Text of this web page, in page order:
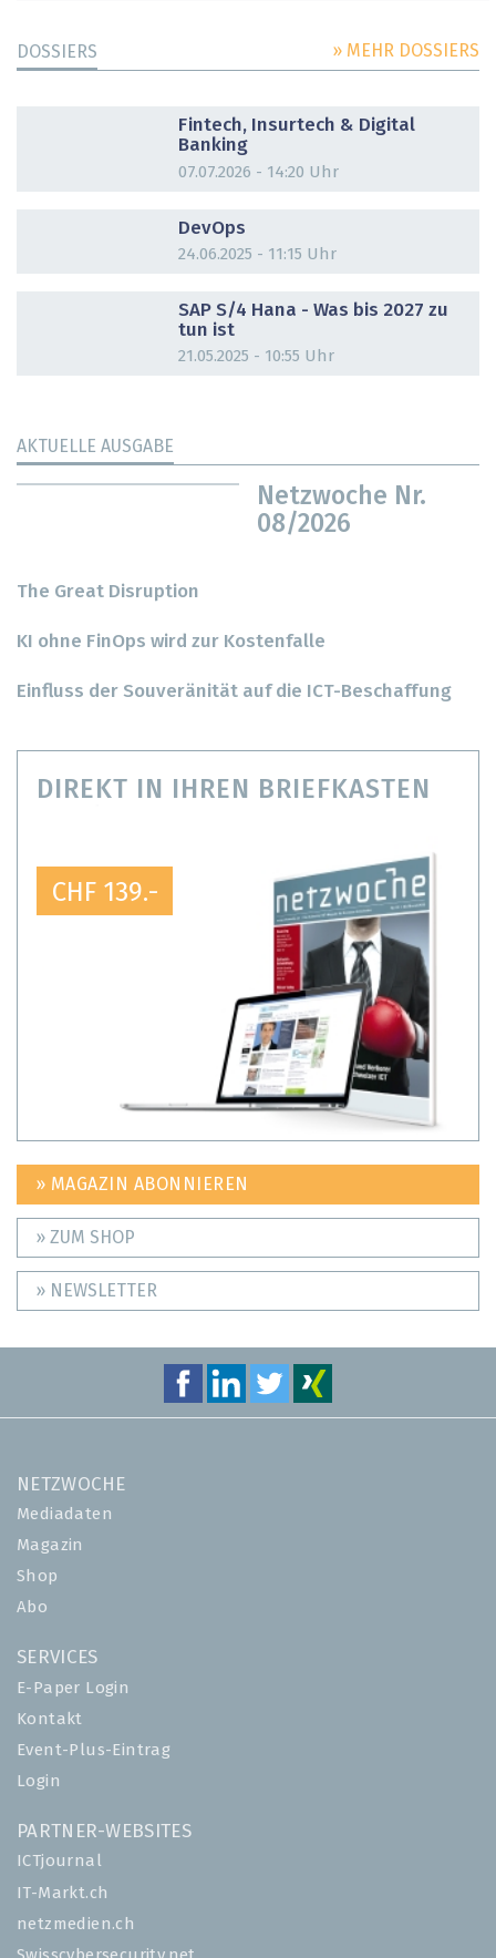
DOSSIERS » MEHR DOSSIERS
Fintech, Insurtech & Digital
Banking
07.07.2026 - 14:20 Uhr
DevOps
24.06.2025 - 11:15 Uhr
SAP S/4 Hana - Was bis 2027 zu
tun ist
21.05.2025 - 10:55 Uhr
AKTUELLE AUSGABE
Netzwoche Nr.
08/2026
The Great Disruption
KI ohne FinOps wird zur Kostenfalle
Einfluss der Souveränität auf die ICT-Beschaffung
DIREKT IN IHREN BRIEFKASTEN
CHF 139.-
» MAGAZIN ABONNIEREN
» ZUM SHOP
» NEWSLETTER
NETZWOCHE
Mediadaten
Magazin
Shop
Abo
SERVICES
E-Paper Login
Kontakt
Event-Plus-Eintrag
Login
PARTNER-WEBSITES
ICTjournal
IT-Markt.ch
netzmedien.ch